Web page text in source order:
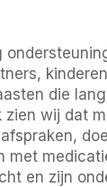
die
zien wij dat
met
en zijn